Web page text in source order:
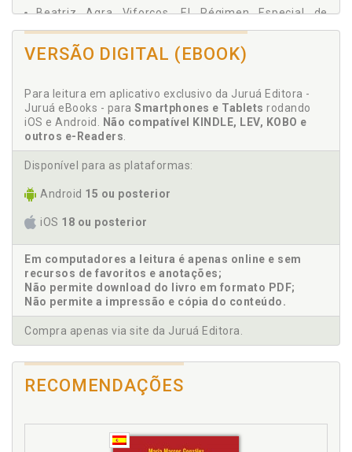
Beatriz Agra Viforcos. El Régimen Especial de
Trabajadores Autónomos en el Proceso de
Integración y Homogeneización Recomendado por El
Pacto de Toledo, p. 285
de las Obligaciones Laborales. María de los Reyes
Martínez Barroso, p. 83
C
Colaboración en el trabajo. Diligencia y Buena Fe en
el Cumplimiento de las Obligaciones Laborales.
Conflictos. Los Procedimientos de Solución de
Conflictos: Real Decreto-Ley 5/1979, de 26 de Enero.
Treinta Años de Aplicación. Natalia Ordóñez Pascua,
p. 403
Contrato de Trabajo. Notas de Actualidad sobre las
Vicisitudes del Contrato de Trabajo: Extinción,
Suspensión y Excedencias. José Gustavo Quirós
Hidalgo, p. 173
Contrato de Trabajo. Sobre los Contornos del
Contrato de Trabajo y sus Difíciles Aristas. Susana
Rodríguez Escanciano, p. 25
Torno a la Prestación de Servicios en Régimen de
Interinidad. Una Modalidad Contractual no Exenta de
VERSÃO DIGITAL (EBOOK)
Para leitura em aplicativo exclusivo da Juruá Editora -
Juruá eBooks - para Smartphones e Tablets rodando
iOS e Android. Não compatível KINDLE, LEV, KOBO e
outros e-Readers.
Disponível para as plataformas:
Android 15 ou posterior
iOS 18 ou posterior
Em computadores a leitura é apenas online e sem
recursos de favoritos e anotações;
Não permite download do livro em formato PDF;
Não permite a impressão e cópia do conteúdo.
Compra apenas via site da Juruá Editora.
RECOMENDAÇÕES